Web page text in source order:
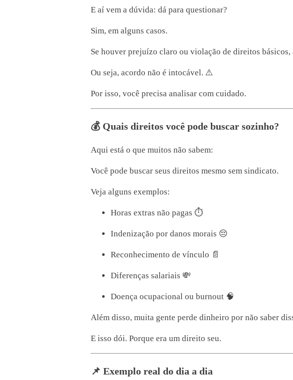
E aí vem a dúvida: dá para questionar?
Sim, em alguns casos.
Se houver prejuízo claro ou violação de direitos básicos,
Ou seja, acordo não é intocável. ⚠️
Por isso, você precisa analisar com cuidado.
💰 Quais direitos você pode buscar sozinho?
Aqui está o que muitos não sabem:
Você pode buscar seus direitos mesmo sem sindicato.
Veja alguns exemplos:
Horas extras não pagas ⏱️
Indenização por danos morais 😔
Reconhecimento de vínculo 📄
Diferenças salariais 💸
Doença ocupacional ou burnout 🧠
Além disso, muita gente perde dinheiro por não saber
E isso dói. Porque era um direito seu.
📌 Exemplo real do dia a dia